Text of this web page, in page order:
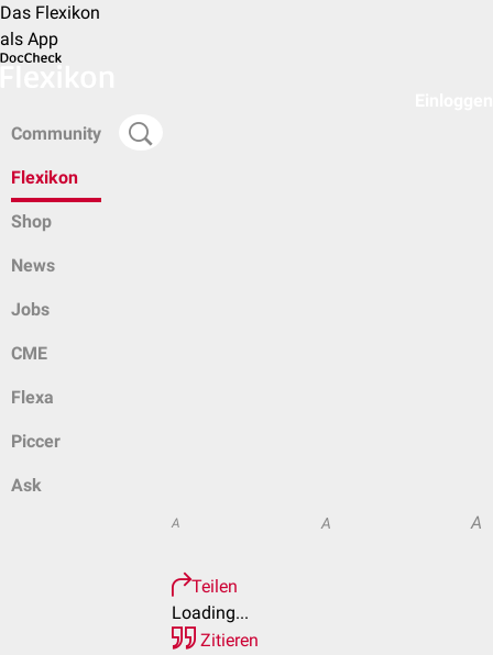
Das Flexikon
als App
Community
Flexikon
Shop
News
Jobs
CME
Flexa
Piccer
Ask
A A A
Teilen
Loading...
Zitieren